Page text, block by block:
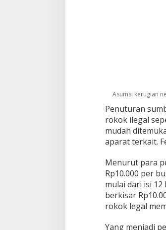
Asumsi kerugian
Penuturan
rokok ilegal
mudah
aparat terkait.
Menurut para
Rp10.000 per
mulai dari isi
berkisar
rokok legal
Yang menjadi